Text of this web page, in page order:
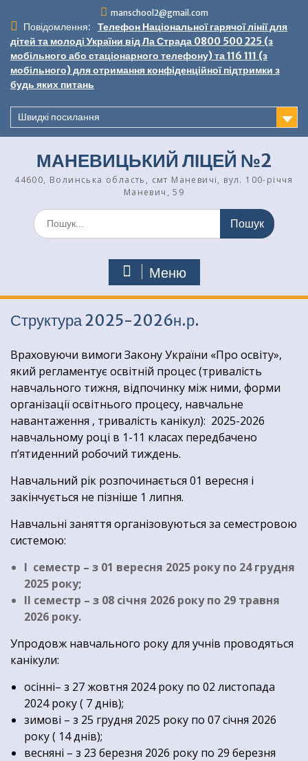
вмісту
manschool2@gmail.com
Повідомлення:
Телефон Національної гарячої лінії для
дітей та молоді України від Ла Страда 0800 500 225 (з
мобільного або стаціонарного телефону) та 116 111 (з
мобільного) для отримання конфіденційної підтримки з
будь яких питань
Швидкі посилання
МАНЕВИЦЬКИЙ ЛІЦЕЙ №2
44600, Волинська область, смт Маневичі, вул. 100-річчя
Маневич, 59
Шукати:
Меню
Структура 2025-2026н.р.
Враховуючи вимоги Закону України «Про освіту»,
який регламентує освітній процес (тривалість
навчального тижня, відпочинку між ними, форми
організації освітнього процесу, навчальне
навантаження , тривалість канікул): 2025-2026
навчальному році в 1-11 класах передбачено
п’ятиденний робочий тиждень.
Навчальний рік розпочинається 01 вересня і
закінчується не пізніше 1 липня.
Навчальні заняття організовуються за семестровою
системою:
І семестр – з 01 вересня 2025 року по 24 грудня
2025 року;
ІІ семестр – з 08 січня 2026 року по 29 травня
2026 року.
Упродовж навчального року для учнів проводяться
канікули:
осінні– з 27 жовтня 2024 року по 02 листопада
2024 року ( 7 днів);
зимові – з 25 грудня 2025 року по 07 січня 2026
року ( 14 днів);
весняні – з 23 березня 2026 року по 29 березня